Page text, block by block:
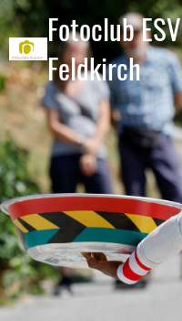
Fotoclub ESV
Feldkirch